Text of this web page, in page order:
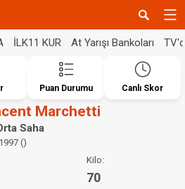
İLK11 KUR At Yarışı Bankoları
Puan Durumu Canlı Skor
Marchetti
Saha
()
Kilo:
70